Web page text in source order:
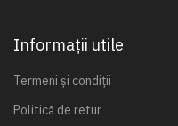
Informații utile
Termeni și condiții
Politică de retur